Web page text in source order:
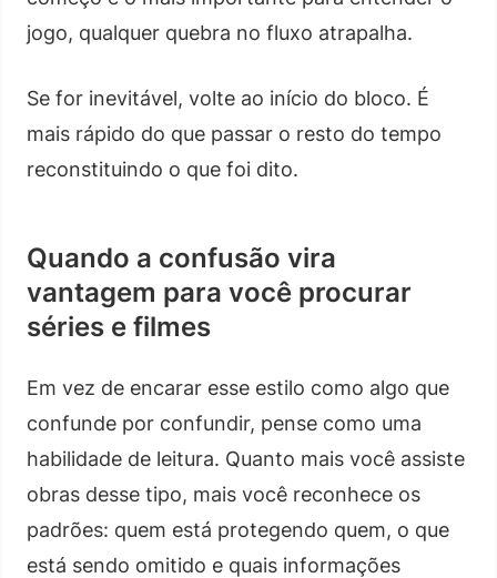
jogo, qualquer quebra no fluxo atrapalha.
Se for inevitável, volte ao início do bloco. É
mais rápido do que passar o resto do tempo
reconstituindo o que foi dito.
Quando a confusão vira
vantagem para você procurar
séries e filmes
Em vez de encarar esse estilo como algo que
confunde por confundir, pense como uma
habilidade de leitura. Quanto mais você assiste
obras desse tipo, mais você reconhece os
padrões: quem está protegendo quem, o que
está sendo omitido e quais informações